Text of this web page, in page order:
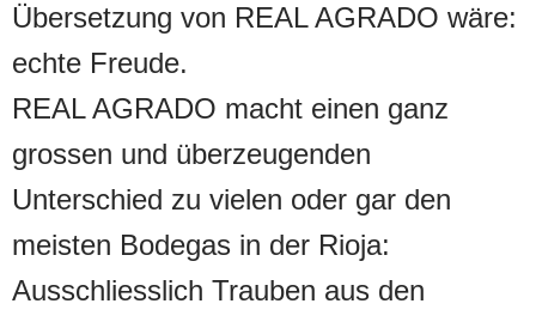
mit Rasse, der Abgang ist schier endlos.
Übersetzung von REAL AGRADO wäre:
echte Freude.
REAL AGRADO macht einen ganz
grossen und überzeugenden
Unterschied zu vielen oder gar den
meisten Bodegas in der Rioja:
Ausschliesslich Trauben aus den